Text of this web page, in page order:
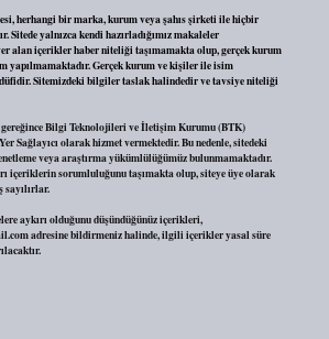
herhangi bir marka, kurum veya şahıs şirketi ile hiçbir
Sitede yalnızca kendi hazırladığımız makaleler
alan içerikler haber niteliği taşımamakta olup, gerçek kurum
yapılmamaktadır. Gerçek kurum ve kişiler ile isim
Sitemizdeki bilgiler taslak halindedir ve tavsiye niteliği
gereğince Bilgi Teknolojileri ve İletişim Kurumu (BTK)
Sağlayıcı olarak hizmet vermektedir. Bu nedenle, sitedeki
veya araştırma yükümlülüğümüz bulunmamaktadır.
içeriklerin sorumluluğunu taşımakta olup, siteye üye olarak
aykırı olduğunu düşündüğünüz içerikleri,
adresine bildirmeniz halinde, ilgili içerikler yasal süre